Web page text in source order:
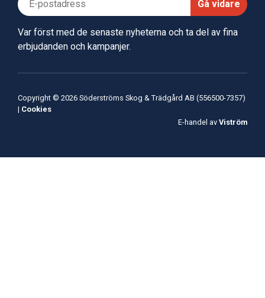
Gå vidare
Var först med de senaste nyheterna och ta del av fina
erbjudanden och kampanjer.
Copyright © 2026 Söderströms Skog & Trädgård AB (556500-7357)
| Cookies
E-handel av Viström